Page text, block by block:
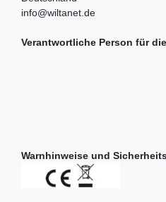
info@wiltanet.de
Verantwortliche Person für
Warnhinweise und